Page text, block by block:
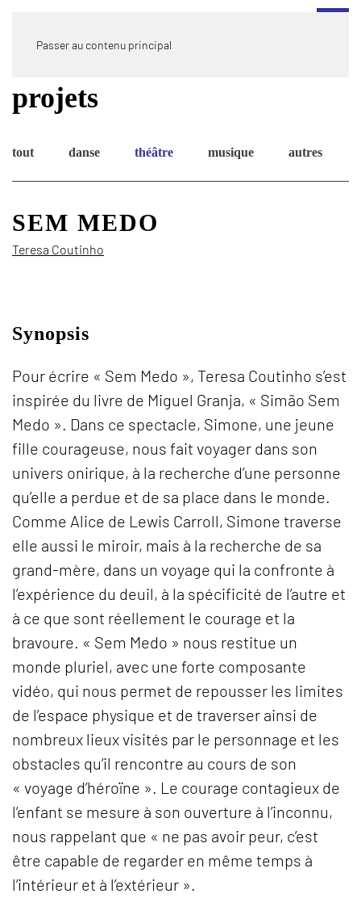
Passer au contenu principal
projets
tout danse théâtre musique autres
SEM MEDO
Teresa Coutinho
Synopsis
Pour écrire « Sem Medo », Teresa Coutinho s’est
inspirée du livre de Miguel Granja, « Simão Sem
Medo ». Dans ce spectacle, Simone, une jeune
fille courageuse, nous fait voyager dans son
univers onirique, à la recherche d’une personne
qu’elle a perdue et de sa place dans le monde.
Comme Alice de Lewis Carroll, Simone traverse
elle aussi le miroir, mais à la recherche de sa
grand-mère, dans un voyage qui la confronte à
l’expérience du deuil, à la spécificité de l’autre et
à ce que sont réellement le courage et la
bravoure. « Sem Medo » nous restitue un
monde pluriel, avec une forte composante
vidéo, qui nous permet de repousser les limites
de l’espace physique et de traverser ainsi de
nombreux lieux visités par le personnage et les
obstacles qu’il rencontre au cours de son
« voyage d’héroïne ». Le courage contagieux de
l’enfant se mesure à son ouverture à l’inconnu,
nous rappelant que « ne pas avoir peur, c’est
être capable de regarder en même temps à
l’intérieur et à l’extérieur ».